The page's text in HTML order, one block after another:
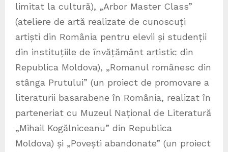
limitat la cultură), „Arbor Master Class”
(ateliere de artă realizate de cunoscuți
artiști din România pentru elevii și studenții
din instituțiile de învățământ artistic din
Republica Moldova), „Romanul românesc din
stânga Prutului” (un proiect de promovare a
literaturii basarabene în România, realizat în
parteneriat cu Muzeul Național de Literatură
„Mihail Kogălniceanu” din Republica
Moldova) și „Povești abandonate” (un proiect